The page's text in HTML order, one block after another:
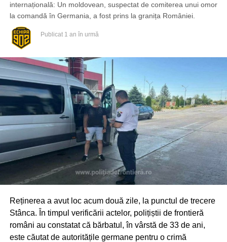
internațională: Un moldovean, suspectat de comiterea unui omor
la comandă în Germania, a fost prins la granița României.
Publicat 1 an în urmă
Reținerea a avut loc acum două zile, la punctul de trecere
Stânca. În timpul verificării actelor, polițiștii de frontieră
români au constatat că bărbatul, în vârstă de 33 de ani,
este căutat de autoritățile germane pentru o crimă